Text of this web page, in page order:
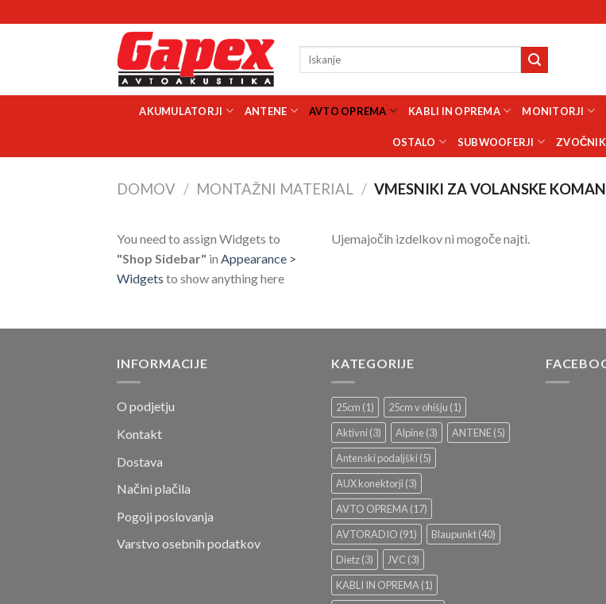
na
Išči:
AKUMULATORJI ANTENE AVTO OPREMA KABLI IN OPREMA MONITORJI
OSTALO SUBWOOFERJI
DOMOV / MONTAŽNI MATERIAL / VMESNIKI ZA VOLANSKE
You need to assign Widgets to
"Shop Sidebar" in Appearance >
Widgets to show anything here
Ujemajočih izdelkov ni mogoče najti.
INFORMACIJE
O podjetju
Kontakt
Dostava
Načini plačila
Pogoji poslovanja
Varstvo osebnih podatkov
KATEGORIJE
25cm (1) 25cm v ohišju (1)
Aktivni(3) Alpine(3) ANTENE(5)
Antenski podaljški(5)
AUX konektorji(3)
AVTO OPREMA(17)
AVTORADIO (91) Blaupunkt(40)
Dietz(3) JVC (3)
KABLI IN OPREMA(1)